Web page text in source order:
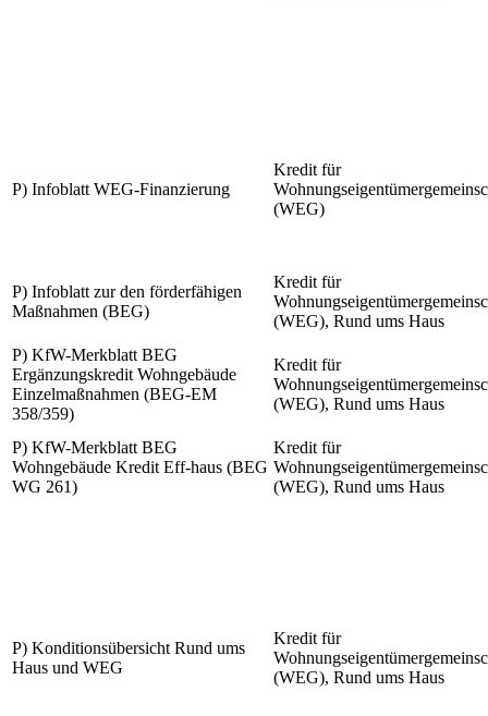
P) Infoblatt WEG-Finanzierung
Kredit für
(WEG)
P) Infoblatt zur den förderfähigen
Maßnahmen (BEG)
Kredit für
(WEG), Rund ums Haus
P) KfW-Merkblatt BEG
Ergänzungskredit Wohngebäude
Einzelmaßnahmen (BEG-EM
358/359)
Kredit für
(WEG), Rund ums Haus
P) KfW-Merkblatt BEG
Wohngebäude Kredit Eff-haus (BEG
WG 261)
Kredit für
(WEG), Rund ums Haus
P) Konditionsübersicht Rund ums
Haus und WEG
Kredit für
(WEG), Rund ums Haus